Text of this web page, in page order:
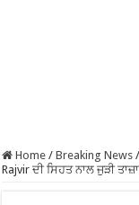
Home / Breaking News /
Rajvir ਦੀ ਸਿਹਤ ਨਾਲ ਜੁੜੀ